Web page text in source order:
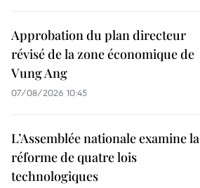
Approbation du plan directeur
révisé de la zone économique de
Vung Ang
07/08/2026 10:45
L’Assemblée nationale examine la
réforme de quatre lois
technologiques